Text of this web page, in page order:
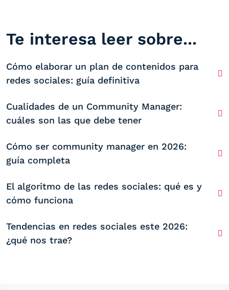
Te interesa leer sobre...
Cómo elaborar un plan de contenidos para
redes sociales: guía definitiva
Cualidades de un Community Manager:
cuáles son las que debe tener
Cómo ser community manager en 2026:
guía completa
El algoritmo de las redes sociales: qué es y
cómo funciona
Tendencias en redes sociales este 2026:
¿qué nos trae?